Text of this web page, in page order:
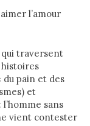
l’amour
traversent
du pain et des
et
l’homme sans
vient contester